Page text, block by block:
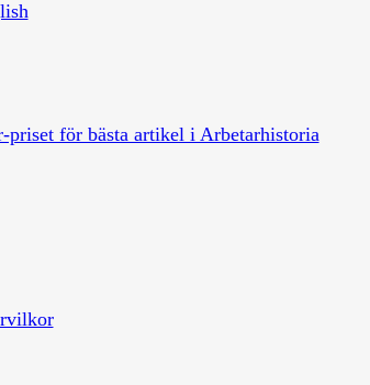
priset för bästa artikel i Arbetarhistoria